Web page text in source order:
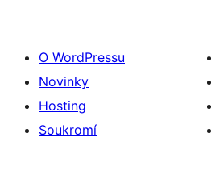
O WordPressu
Novinky
Hosting
Soukromí